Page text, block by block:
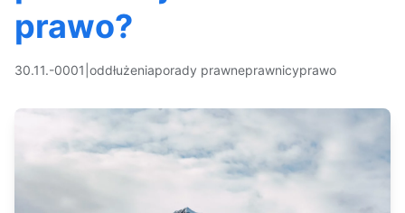
prawo?
30.11.-0001 oddłużeniaporady prawneprawnicyprawo